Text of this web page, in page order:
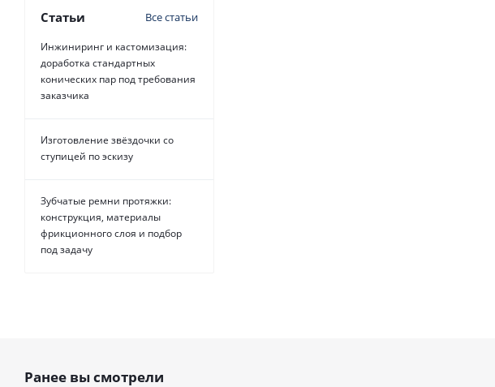
Статьи Все статьи
Инжиниринг и кастомизация:
доработка стандартных
конических пар под требования
заказчика
Изготовление звёздочки со
ступицей по эскизу
Зубчатые ремни протяжки:
конструкция, материалы
фрикционного слоя и подбор
под задачу
Ранее вы смотрели